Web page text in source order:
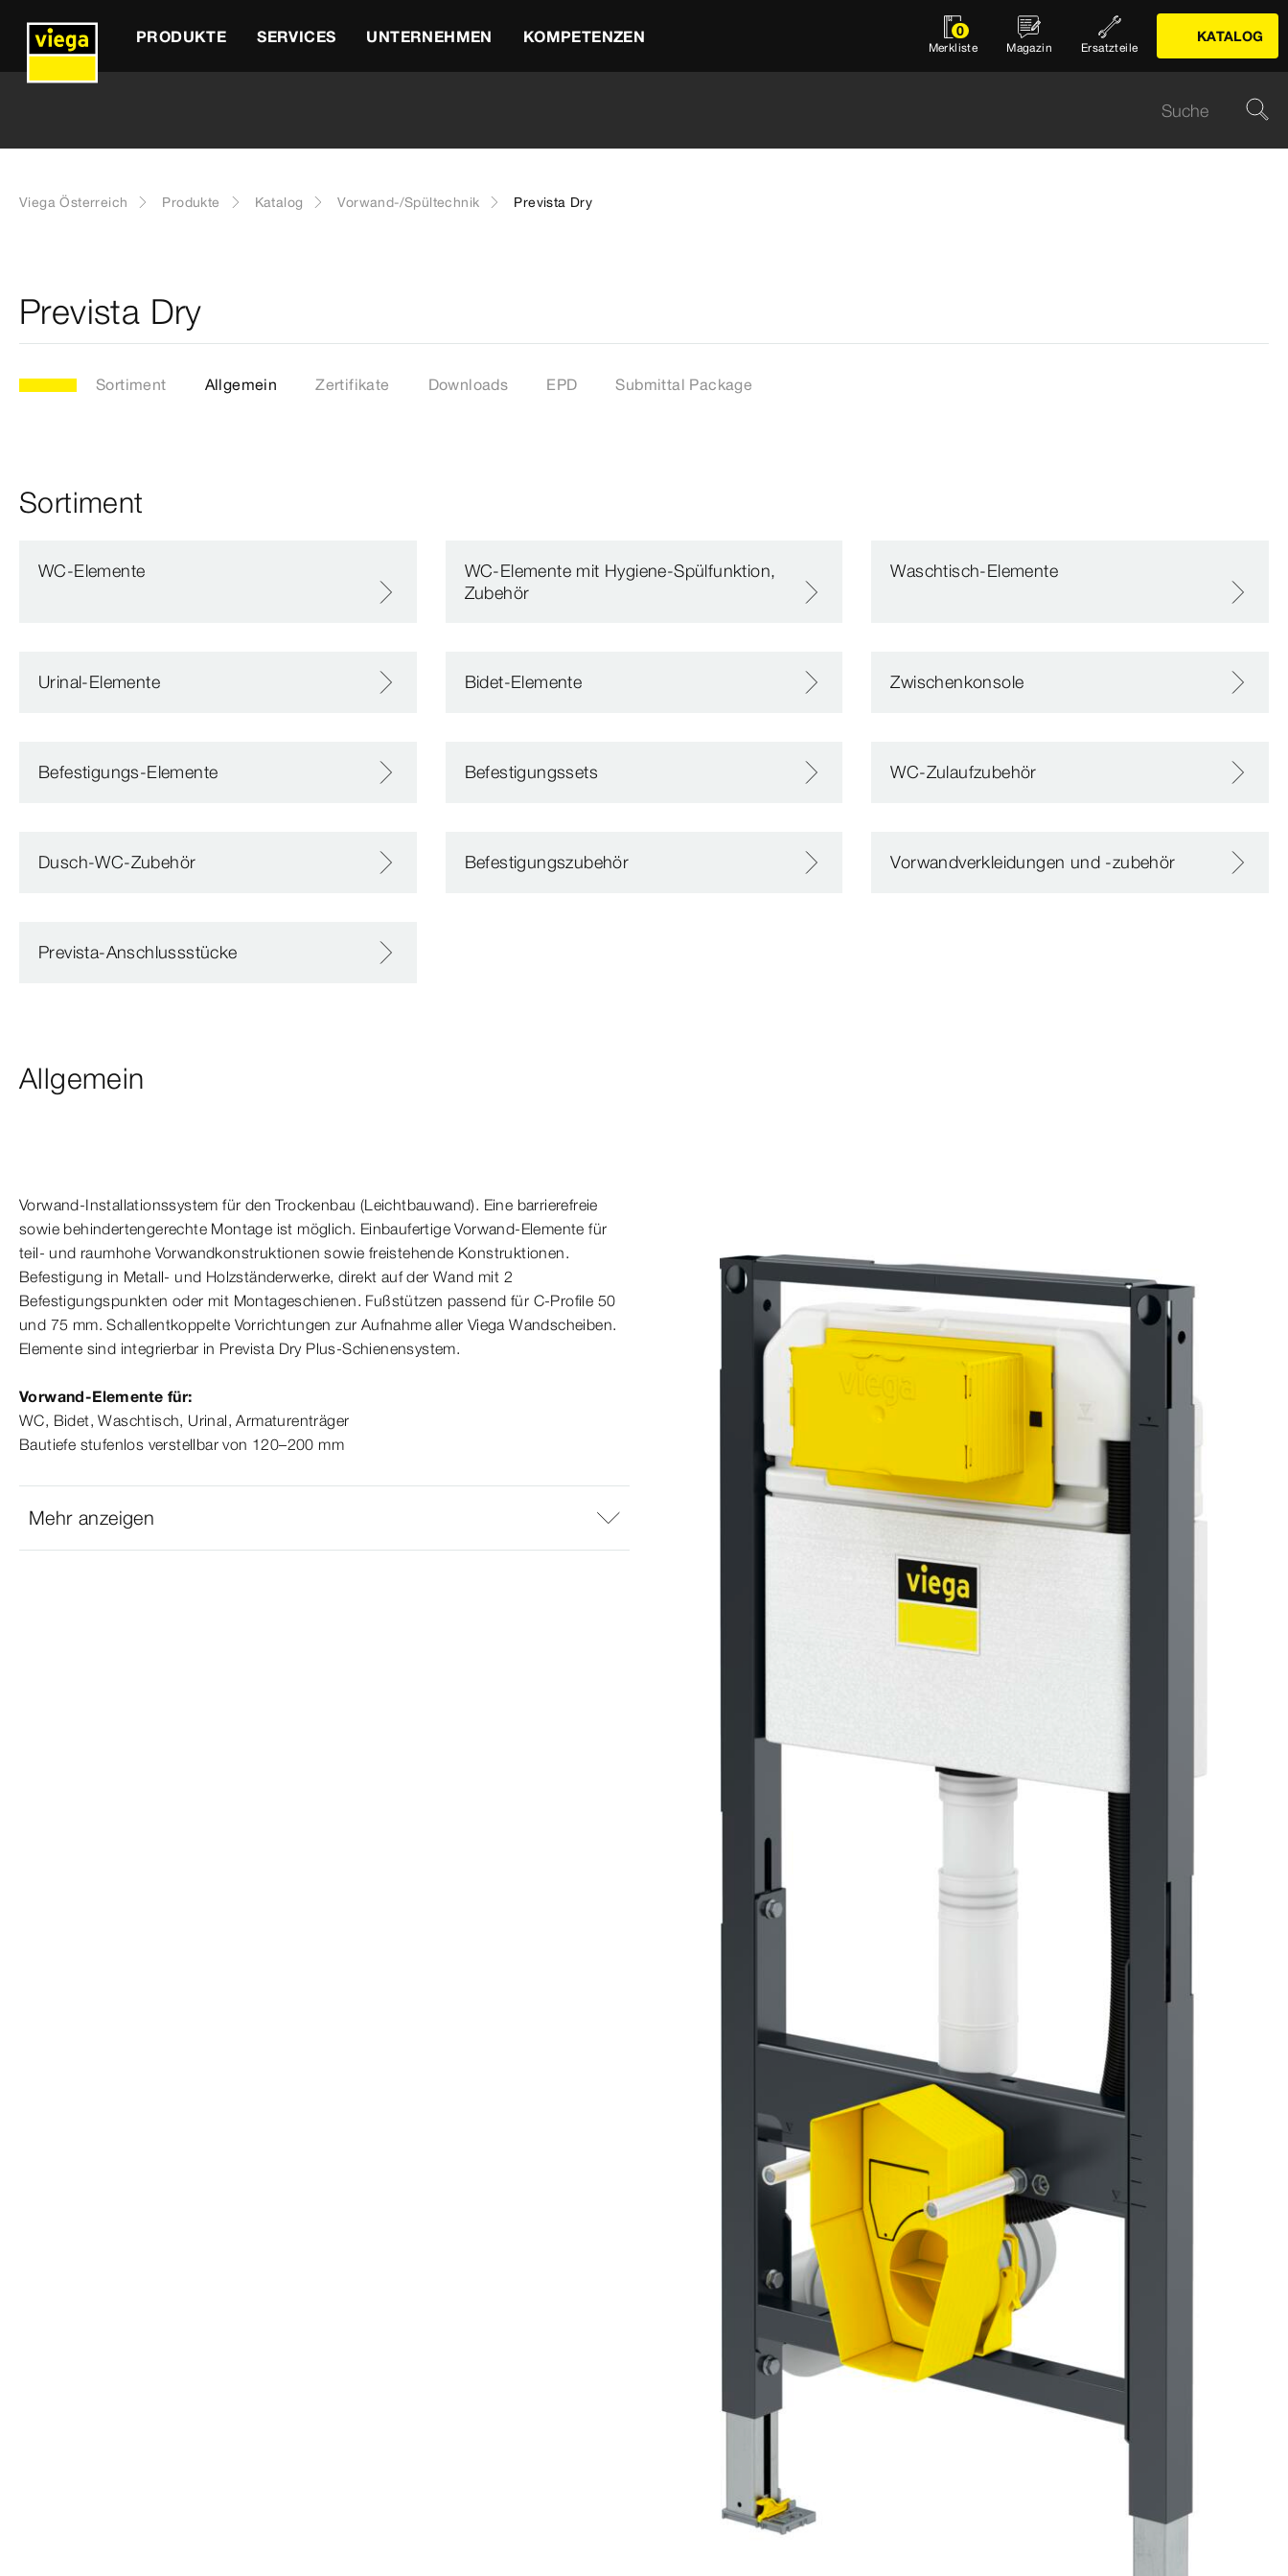
PRODUKTE SERVICES UNTERNEHMEN KOMPETENZEN 0
Merkliste Magazin Ersatzteile
KATALOG
Viega Österreich Produkte Katalog Vorwand-/Spültechnik Prevista Dry
Prevista Dry
Sortiment Allgemein Zertifikate Downloads EPD Submittal Package
Sortiment
WC-Elemente
WC-Elemente mit Hygiene-Spülfunktion,
Zubehör
Waschtisch-Elemente
Urinal-Elemente Bidet-Elemente Zwischenkonsole
Befestigungs-Elemente Befestigungssets WC-Zulaufzubehör
Dusch-WC-Zubehör Befestigungszubehör Vorwandverkleidungen und -zubehör
Prevista-Anschlussstücke
Allgemein
Vorwand-​Installationssystem für den Trockenbau (Leichtbauwand). Eine barrierefreie
sowie behindertengerechte Montage ist möglich. Einbaufertige Vorwand-​Elemente für
teil- und raumhohe Vorwandkonstruktionen sowie freistehende Konstruktionen.
Befestigung in Metall- und Holzständerwerke, direkt auf der Wand mit 2
Befestigungspunkten oder mit Montageschienen. Fußstützen passend für C-​Profile 50
und 75 mm. Schallentkoppelte Vorrichtungen zur Aufnahme aller Viega Wandscheiben.
Elemente sind integrierbar in PrevistaDry Plus-​Schienensystem.
Vorwand-​Elemente für:
WC, Bidet, Wasch­tisch, Urinal, Armaturen­träger
Bautiefe stufenlos verstellbar von 120–200 mm
Mehr anzeigen